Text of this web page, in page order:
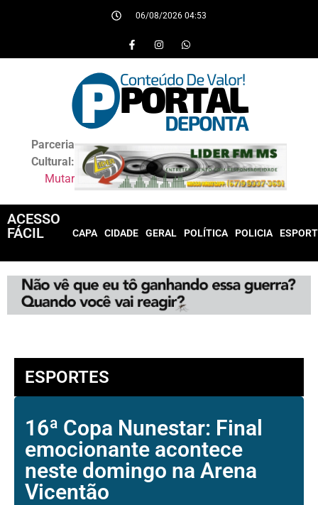
06/08/2026 04:53
Parceria
Cultural:
Mutar
ACESSO
FÁCIL
CAPA CIDADE GERAL POLÍTICA POLICIA
ESPORTES
16ª Copa Nunestar: Final
emocionante acontece
neste domingo na Arena
Vicentão